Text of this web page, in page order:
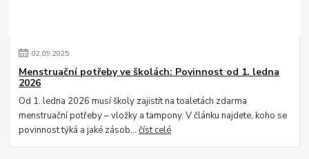
02.09.2025
Menstruační potřeby ve školách: Povinnost od 1. ledna
2026
Od 1. ledna 2026 musí školy zajistit na toaletách zdarma
menstruační potřeby – vložky a tampony. V článku najdete, koho se
povinnost týká a jaké zásob...číst celé